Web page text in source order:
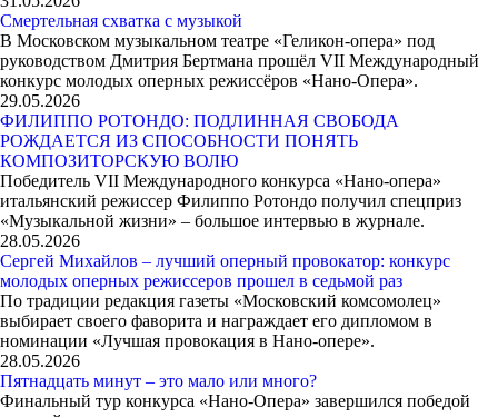
Смертельная схватка с музыкой
В Московском музыкальном театре «Геликон-опера» под
руководством Дмитрия Бертмана прошёл VII Международный
конкурс молодых оперных режиссёров «Нано-Опера».
29.05.2026
ФИЛИППО РОТОНДО: ПОДЛИННАЯ СВОБОДА
РОЖДАЕТСЯ ИЗ СПОСОБНОСТИ ПОНЯТЬ
КОМПОЗИТОРСКУЮ ВОЛЮ
Победитель VII Международного конкурса «Нано-опера»
итальянский режиссер Филиппо Ротондо получил спецприз
«Музыкальной жизни» – большое интервью в журнале.
28.05.2026
Сергей Михайлов – лучший оперный провокатор: конкурс
молодых оперных режиссеров прошел в седьмой раз
По традиции редакция газеты «Московский комсомолец»
выбирает своего фаворита и награждает его дипломом в
номинации «Лучшая провокация в Нано-опере».
28.05.2026
Пятнадцать минут – это мало или много?
Финальный тур конкурса «Нано-Опера» завершился победой